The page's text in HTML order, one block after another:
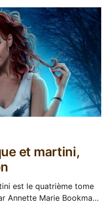
et martini,
est le quatrième tome
Marie Bookmark